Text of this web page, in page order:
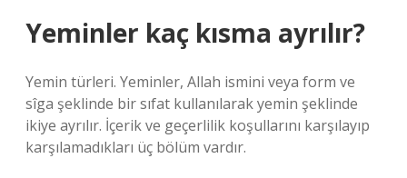
Yeminler kaç kısma ayrılır?
Yemin türleri. Yeminler, Allah ismini veya form ve
sîga şeklinde bir sıfat kullanılarak yemin şeklinde
ikiye ayrılır. İçerik ve geçerlilik koşullarını karşılayıp
karşılamadıkları üç bölüm vardır.